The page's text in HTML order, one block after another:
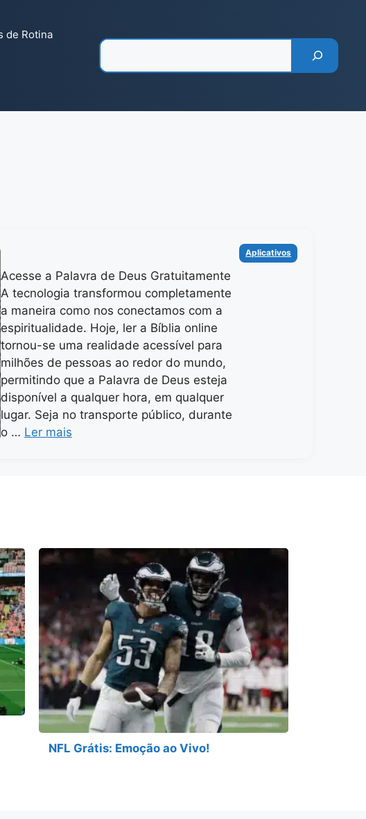
de Rotina
Acesse a Palavra de Deus Gratuitamente
A tecnologia transformou completamente
a maneira como nos conectamos com a
espiritualidade. Hoje, ler a Bíblia online
tornou-se uma realidade acessível para
milhões de pessoas ao redor do mundo,
permitindo que a Palavra de Deus esteja
disponível a qualquer hora, em qualquer
lugar. Seja no transporte público, durante
o … Ler mais
Categorias
Aplicativos
NFL Grátis: Emoção ao Vivo!